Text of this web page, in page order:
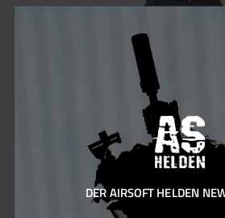
Army Armament Glock HPA Adapter
Dieser HPA Adapter dient dazu eine Glock
nutzen.Der Einsatz wird einfach in den
eingesteckt. Im Lieferumfang sind zwei
enthalten (US und EU).Zum Betrieb wird
Tank und Regulator benötigt. Wir
Eingangsdruck von 140 PSI zu
Pistolenmodelle:- KJW KP13 Serie- RWA
DER AIRSOFT HELDEN